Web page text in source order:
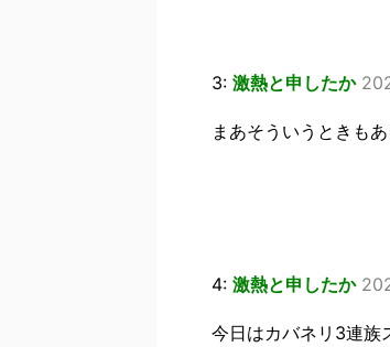
3: 激熱と申したか
まあそういうときもあ
4: 激熱と申したか
今日はカバネリ3連族